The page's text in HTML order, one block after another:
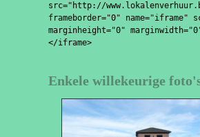
src="http://
frameborder="0" name="iframe"
marginheight="0"
Enkele willekeurige